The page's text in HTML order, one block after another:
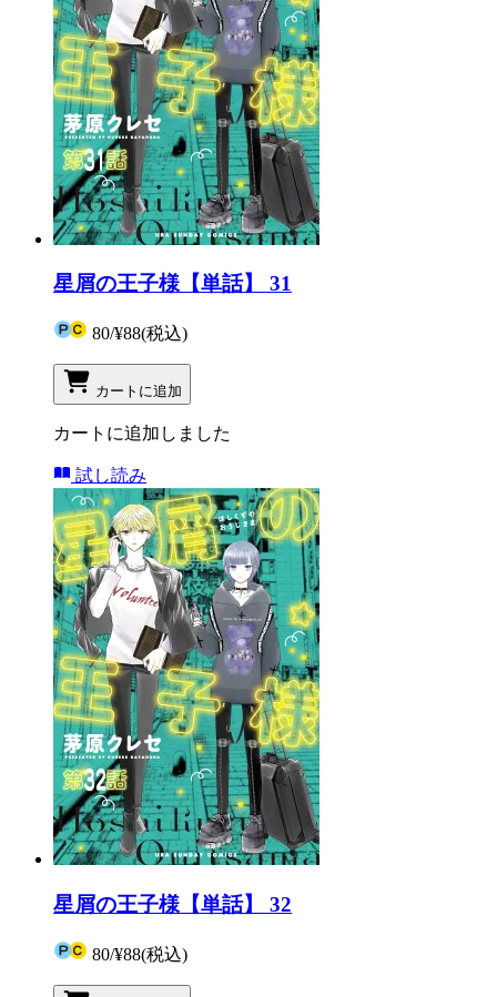
星屑の王子様【単話】 31
80/¥88(税込)
カートに追加
カートに追加しました
試し読み
星屑の王子様【単話】 32
80/¥88(税込)